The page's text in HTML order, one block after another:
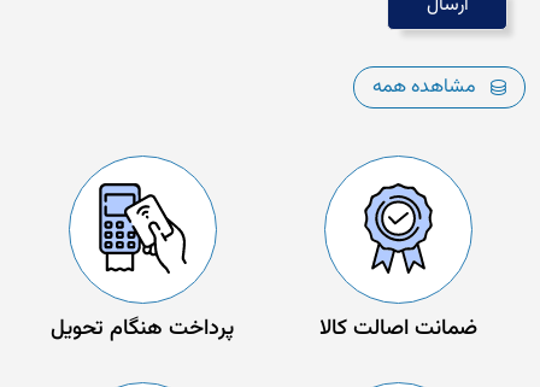
مشاهده همه
ضمانت اصالت کالا پرداخت هنگام تحویل